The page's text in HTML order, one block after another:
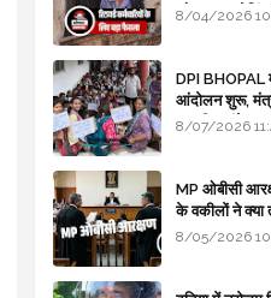
और बजट कोडिंग
8/04/2026
DPI BHOPAL
आंदोलन शुरू,
घर भी जाएंगे
8/07/2026
MP ओबीसी
के वकीलों ने क्या
8/05/2026